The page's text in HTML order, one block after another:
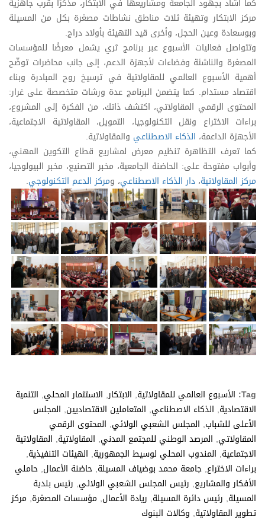
كما أشاد بجهود الجامعة ومشاريعها في الابتكار، مذكرًا بقرب جاهزية
مركز الابتكار وتهيئة ثلاث مناطق نشاطات مصغرة بكل من المسيلة
وبوسعادة وعين الحجل، وأخرى قيد التهيئة بأولاد دراج.
وتتواصل فعاليات الأسبوع عبر برنامج ثري يشمل معرضًا للمؤسسات
المصغرة والناشئة وفضاءات لأجهزة الدعم، إلى جانب محاضرات توضّح
أهمية الأسبوع العالمي للمقاولاتية في ترسيخ روح المبادرة وبناء
اقتصاد مستدام. كما يتضمن البرنامج عدة ورشات متخصصة على غرار:
المحتوى الرقمي المقاولاتي، اكتشف ذاتك، من الفكرة إلى المشروع،
براءات الاختراع ونقل التكنولوجيا، التمويل، المقاولاتية الاجتماعية،
الأجهزة الداعمة، الذكاء الاصطناعي والمقاولاتية.
كما تعرف التظاهرة تنظيم معرض لمشاريع قطاع التكوين المهني،
وأبواب مفتوحة على: الحاضنة الجامعية، مخبر التصنيع، مخبر البيولوجيا،
مركز المقاولاتية، دار الذكاء الاصطناعي، ومركز الدعم التكنولوجي.
Tag: الأسبوع العالمي للمقاولاتية, الابتكار, الاستثمار المحلي, التنمية
الاقتصادية, الذكاء الاصطناعي, المتعاملين الاقتصاديين, المجلس
الأعلى للشباب, المجلس الشعبي الولائي, المحتوى الرقمي
المقاولاتي, المرصد الوطني للمجتمع المدني, المقاولاتية, المقاولاتية
الاجتماعية, المندوب المحلي لوسيط الجمهورية, الهيئات التنفيذية,
براءات الاختراع, جامعة محمد بوضياف المسيلة, حاضنة الأعمال, حاملي
الأفكار والمشاريع, رئيس المجلس الشعبي الولائي, رئيس بلدية
المسيلة, رئيس دائرة المسيلة, ريادة الأعمال, مؤسسات المصغرة, مركز
تطوير المقاولاتية, وكالات البنوك